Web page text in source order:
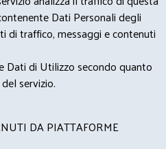
Dati Personali degli
di traffico, messaggi e contenuti
Dati di Utilizzo secondo quanto
servizio.
DA PIATTAFORME